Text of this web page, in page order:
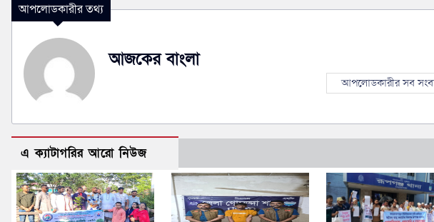
আপলোডকারীর তথ্য
আজকের বাংলা
আপলোডকারীর সব
এ ক্যাটাগরির আরো নিউজ